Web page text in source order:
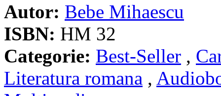
Autor: Bebe Mihaescu
ISBN: HM 32
Categorie: Best-Seller ,
Literatura romana ,